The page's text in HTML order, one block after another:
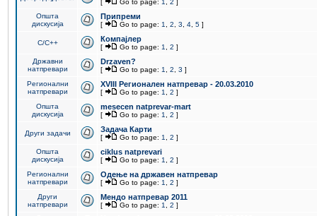
[ Go to page: 1 2 ]
Општа
дискусија
Припреми
[ Go to page: 1 2 3 4 5 ]
C/C++ Компајлер
[ Go to page: 1 2 ]
Државни
натпревари
Drzaven?
[ Go to page: 1 2 3 ]
Регионални
натпревари
XVIII Регионален натпревар - 20.03.2010
[ Go to page: 1 2 ]
Општа
дискусија
mesecen natprevar-mart
[ Go to page: 1 2 ]
Други задачи Задача Карти
[ Go to page: 1 2 ]
Општа
дискусија
ciklus natprevari
[ Go to page: 1 2 ]
Регионални
натпревари
Одење на државен натпревар
[ Go to page: 1 2 ]
Други
натпревари
Мендо натпревар 2011
[ Go to page: 1 2 ]